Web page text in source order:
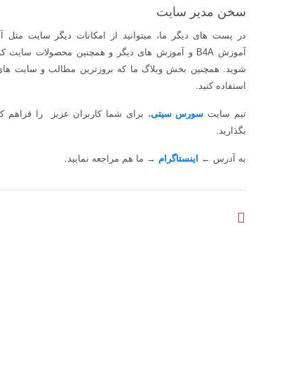
سخن مدیر سایت
در پست های دیگر ما، میتوانید از امکانات دیگر سایت
آموزش B4Aو آموزش های دیگر و همچنین محصولات سایت که
شوید. همچنین بخش وبلاگ ما که بروزترین مطالب و سایت
استفاده کنید
تیم سایت سورس سیتی، برای شما کاربران عزیز
را فراهم
بگذارید
به آدرس → اینستاگرام ← ما هم مراجعه نمایید